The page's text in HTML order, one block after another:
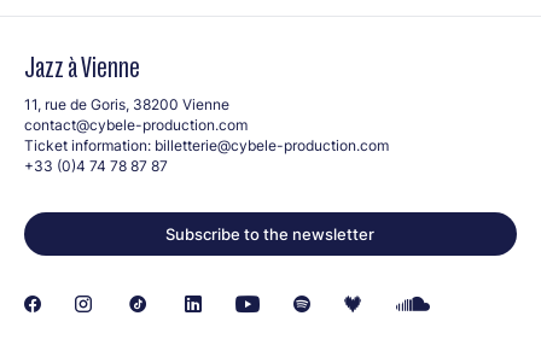
Jazz à Vienne
11, rue de Goris, 38200 Vienne
contact@cybele-production.com
Ticket information: billetterie@cybele-production.com
+33 (0)4 74 78 87 87
Subscribe to the newsletter